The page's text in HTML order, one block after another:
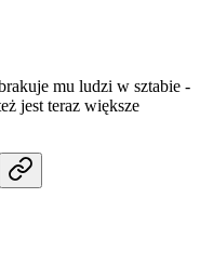
mu ludzi w sztabie -
jest teraz większe